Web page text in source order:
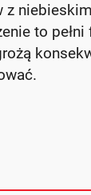
to